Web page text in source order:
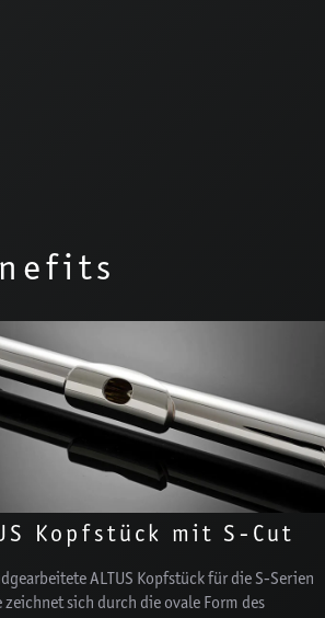
Kopfstück mit S-Cut
ALTUS Kopfstück für die S-Serien
zeichnet sich durch die ovale Form des